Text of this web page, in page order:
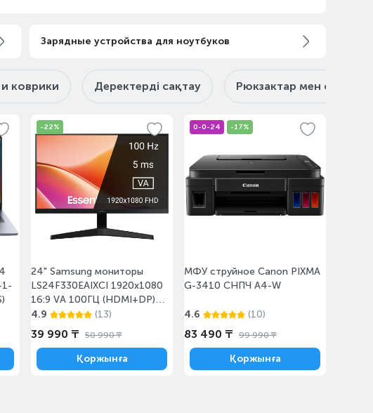
Тапсырыс бойынша
Ертең Тапсырыс бойынша
Ертең Тапсырыс бойынша
Ертең Тапсырыс бойынша
Зарядные устройства для ноутбуков
коврики Деректерді сақтау Рюкзактар мен сөмкелер
1-
-22%
24" Samsung мониторы
LS24F330EAIXCI 1920x1080
16:9 VA 100ГЦ (HDMI+DP)
Black
4.9 (13)
39 990 ₸ 50 990 ₸
Қоржынға
0-0-24 -17%
МФУ струйное Canon PIXMA
G-3410 СНПЧ А4-W
4.6 (10)
83 490 ₸ 99 990 ₸
Қоржынға